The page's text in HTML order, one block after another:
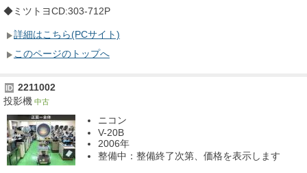
◆ミツトヨCD:303-712P
詳細はこちら(PCサイト)
このページのトップへ
ID 2211002
投影機 中古
ニコン
V-20B
2006年
整備中：整備終了次第、価格を表示します